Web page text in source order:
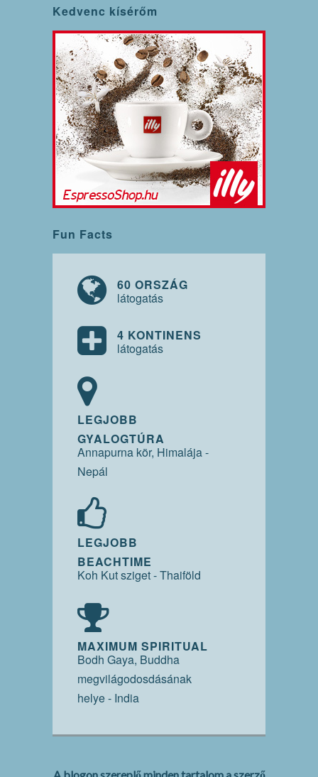
Kedvenc kísérőm
Fun Facts
60 ORSZÁG
látogatás
4 KONTINENS
látogatás
LEGJOBB
GYALOGTÚRA
Annapurna kör, Himalája -
Nepál
LEGJOBB
BEACHTIME
Koh Kut sziget - Thaiföld
MAXIMUM SPIRITUAL
Bodh Gaya, Buddha
megvilágodosdásának
helye - India